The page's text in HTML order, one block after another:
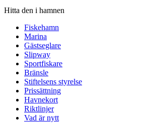
Hitta den i hamnen
Fiskehamn
Marina
Gästseglare
Slipway
Sportfiskare
Bränsle
Stiftelsens styrelse
Prissättning
Havnekort
Riktlinjer
Vad är nytt